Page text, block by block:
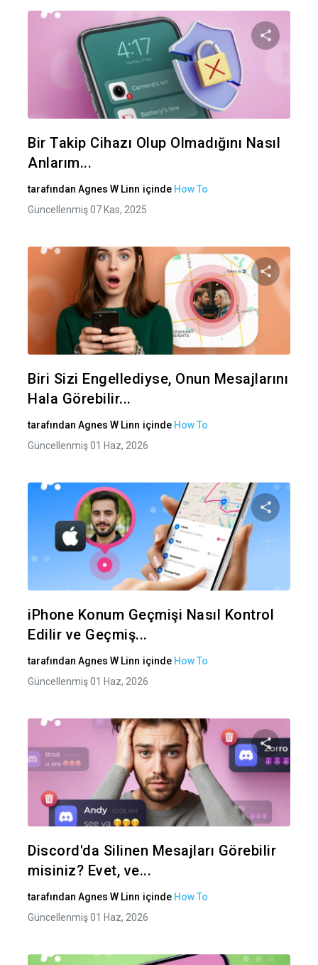
Bir Takip Cihazı Olup Olmadığını Nasıl
Anlarım...
tarafından Agnes W Linn içinde How To
Güncellenmiş 07 Kas, 2025
Bu
Biri Sizi Engellediyse, Onun Mesajlarını
Hala Görebilir...
tarafından Agnes W Linn içinde How To
Güncellenmiş 01 Haz, 2026
iPhone Konum Geçmişi Nasıl Kontrol
Edilir ve Geçmiş...
tarafından Agnes W Linn içinde How To
Güncellenmiş 01 Haz, 2026
Bu
Discord'da Silinen Mesajları Görebilir
misiniz? Evet, ve...
tarafından Agnes W Linn içinde How To
Güncellenmiş 01 Haz, 2026